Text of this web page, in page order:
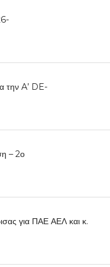
την A’ DE-
– 2ο
για ΠΑΕ ΑΕΛ και κ.